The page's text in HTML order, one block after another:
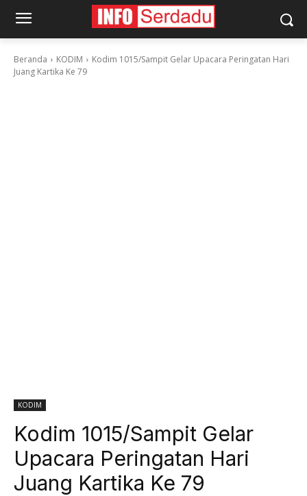
Beranda KODIM
Kodim 1015/Sampit Gelar Upacara Peringatan Hari
Juang Kartika Ke 79
KODIM
Kodim 1015/Sampit Gelar
Upacara Peringatan Hari
Juang Kartika Ke 79